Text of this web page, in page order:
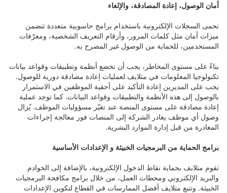
أمان الوصول، إعادة المصادقة، والإلغاء
تحمى السجلات الإلكترونية باستخدام برامج حاسوبية متعددة تتضمن
ميزات أمان مثل كلمات المرور، وأرقام التعريف الشخصية، ومعرّفات
المستخدمين، للحماية من الوصول غير المصرح به.
بناءً على مستوى المخاطر، يجب أن تخضع أنظمة وتطبيقات وقواعد بيانات
تكنولوجيا المعلومات في متلايف لعمليات إعادة مصادقة دورية للوصول.
يجب على المديرين إعادة التأكيد على أحقية الموظفين في الاستمرار
بالوصول إلى هذه الأنظمة والتطبيقات وقواعد البيانات. كما توجد عملية
إعادة مصادقة على مستوى المنصة عند تغيّر مسؤوليات الموظف. يُزال
وصول أي موظف يغادر الشركة إلى المنصات فور معالجة إجراءات
المغادرة من قبل إدارة الموارد البشرية.
برامج الحماية من البرمجيات الخبيثة و الإعدادات الأساسية
تقوم متلايف بحماية نقاط الدخول الإلكترونية، بالإضافة إلى الخوادم
والبريد الإلكتروني ومحطات العمل، من خلال برامج مكافحة البرمجيات
الخبيثة. وتتبع متلايف أفضل الممارسات في القطاع لتكوين الإعدادات